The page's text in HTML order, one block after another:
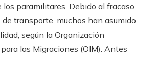
los paramilitares. Debido al fracaso
de transporte, muchos han asumido
según la Organización
las Migraciones (OIM). Antes